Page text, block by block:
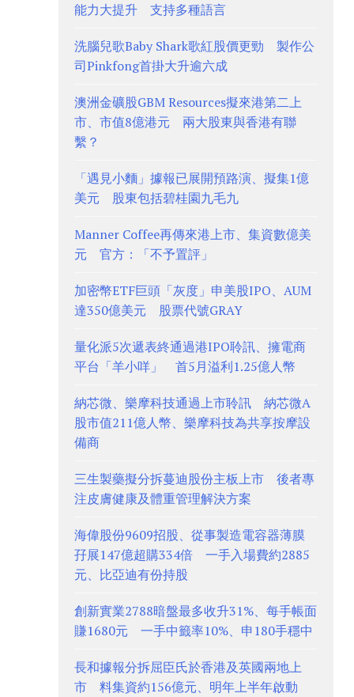
能力大提升 支持多種語言
洗腦兒歌Baby Shark歌紅股價更勁 製作公
司Pinkfong首掛大升逾六成
澳洲金礦股GBM Resources擬來港第二上
市、市值8億港元 兩大股東與香港有聯
繫？
「遇見小麵」據報已展開預路演、擬集1億
美元 股東包括碧桂園九毛九
Manner Coffee再傳來港上市、集資數億美
元 官方：「不予置評」
加密幣ETF巨頭「灰度」申美股IPO、AUM
達350億美元 股票代號GRAY
量化派5次遞表終通過港IPO聆訊、擁電商
平台「羊小咩」 首5月溢利1.25億人幣
納芯微、樂摩科技通過上市聆訊 納芯微A
股市值211億人幣、樂摩科技為共享按摩設
備商
三生製藥擬分拆蔓迪股份主板上市 後者專
注皮膚健康及體重管理解決方案
海偉股份9609招股、從事製造電容器薄膜
孖展147億超購334倍 一手入場費約2885
元、比亞迪有份持股
創新實業2788暗盤最多收升31%、每手帳面
賺1680元 一手中籤率10%、申180手穩中
長和據報分拆屈臣氏於香港及英國兩地上
市 料集資約156億元、明年上半年啟動